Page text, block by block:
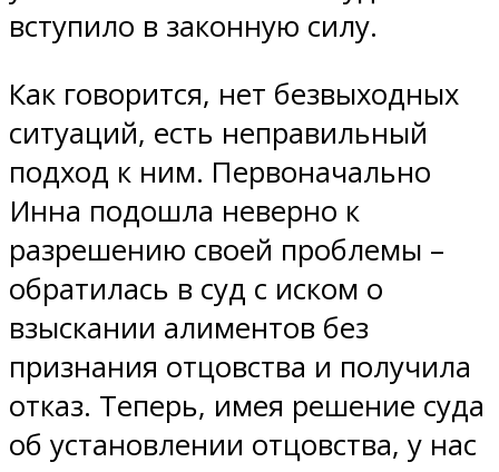
вступило в законную силу.
Как говорится, нет безвыходных
ситуаций, есть неправильный
подход к ним. Первоначально
Инна подошла неверно к
разрешению своей проблемы –
обратилась в суд с иском о
взыскании алиментов без
признания отцовства и получила
отказ. Теперь, имея решение суда
об установлении отцовства, у нас